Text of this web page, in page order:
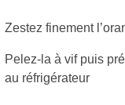
Zestez finement
Pelez-la à vif puis
au réfrigérateur